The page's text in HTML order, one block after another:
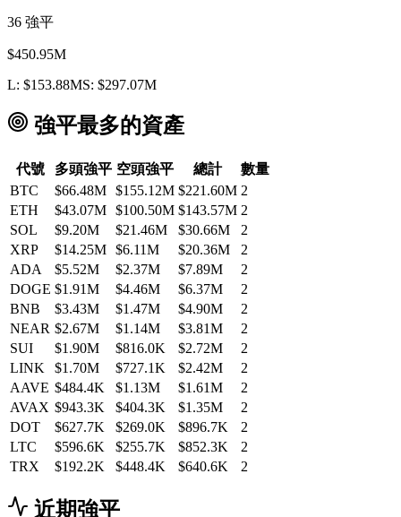
36 強平
$450.95M
L: $153.88MS: $297.07M
強平最多的資產
代號 多頭強平 空頭強平 總計
數量
BTC
$66.48M $155.12M $221.60M 2
ETH
$43.07M $100.50M $143.57M 2
SOL
$9.20M $21.46M $30.66M
2
XRP
$14.25M $6.11M $20.36M
2
ADA
$5.52M $2.37M $7.89M
2
DOGE $1.91M $4.46M $6.37M
2
BNB
$3.43M $1.47M $4.90M
2
NEAR $2.67M $1.14M $3.81M
2
SUI
$1.90M $816.0K $2.72M
2
LINK
$1.70M $727.1K $2.42M
2
AAVE $484.4K $1.13M $1.61M
2
AVAX $943.3K $404.3K $1.35M
2
DOT
$627.7K $269.0K $896.7K
2
LTC
$596.6K $255.7K $852.3K
2
TRX
$192.2K $448.4K $640.6K 2
近期強平